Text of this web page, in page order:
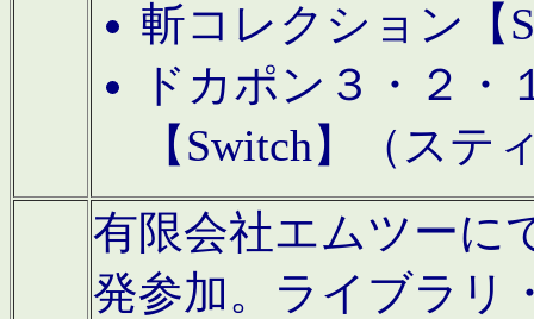
斬コレクション【
ドカポン３・２
【Switch】（ステ
有限会社エムツーに
発参加。ライブラリ